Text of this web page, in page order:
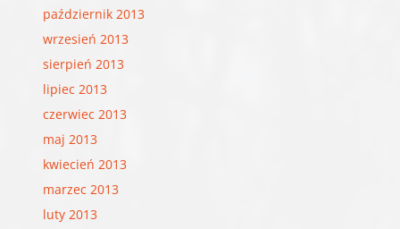
październik 2013
wrzesień 2013
sierpień 2013
lipiec 2013
czerwiec 2013
maj 2013
kwiecień 2013
marzec 2013
luty 2013